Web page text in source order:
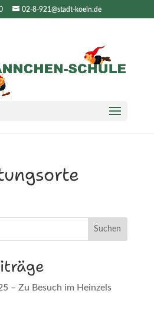
02-8-921@stadt-koeln.de
Suchen
– Zu Besuch im Heinzels